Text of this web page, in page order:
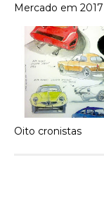
Mercado em 2017
Oito cronistas